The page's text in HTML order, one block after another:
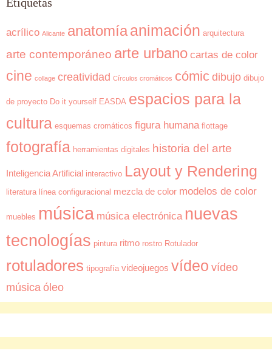
acrílico Alicante anatomíaanimación arquitectura
arte contemporáneo arte urbano cartas de color
cine collage creatividad Círculos cromáticos cómicdibujo dibujo
de proyecto Do it yourself EASDA espacios para la
cultura esquemas cromáticos figura humana flottage
fotografía herramientas digitales historia del arte
Inteligencia Artificial interactivo Layout y Rendering
literatura línea configuracional mezcla de color modelos de color
muebles música música electrónica nuevas
tecnologías pintura ritmo rostro Rotulador
rotuladores tipografía videojuegos vídeo vídeo
música óleo